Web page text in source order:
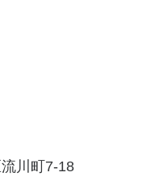
川町7-18